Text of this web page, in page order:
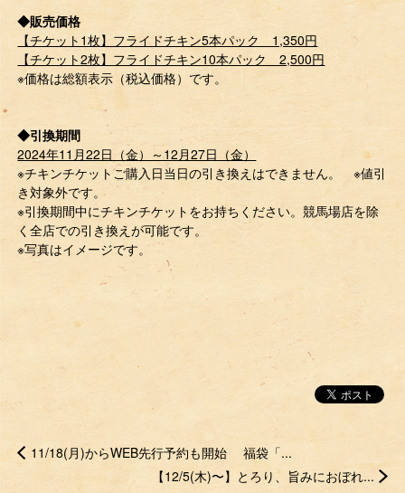
◆販売価格
【チケット1枚】フライドチキン5本パック 1,350円
【チケット2枚】フライドチキン10本パック 2,500円
※価格は総額表示（税込価格）です。
◆引換期間
2024年11月22日（金）～12月27日（金）
※チキンチケットご購入日当日の引き換えはできません。 ※値引
き対象外です。
※引換期間中にチキンチケットをお持ちください。競馬場店を除
く全店での引き換えが可能です。
※写真はイメージです。
11/18(月)からWEB先行予約も開始 福袋「...
【12/5(木)〜】とろり、旨みにおぼれ...